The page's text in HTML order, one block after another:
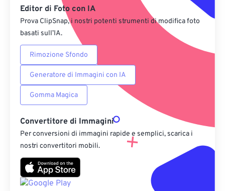
Editor di Foto con IA
Prova ClipSnap, i nostri potenti strumenti di modifica foto
basati sull’IA.
Rimozione Sfondo
Generatore di Immagini con IA
Gomma Magica
Convertitore di Immagini
Per conversioni di immagini rapide e semplici, scarica i
nostri convertitori mobili.